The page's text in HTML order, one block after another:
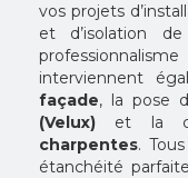
vos projets
et d’isolation
interviennent
façade, la pose
(Velux) et la
charpentes.
étanchéité